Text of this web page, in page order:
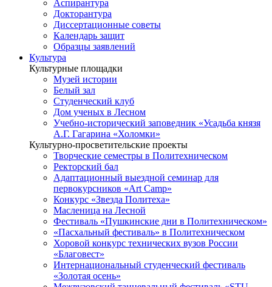
Аспирантура
Докторантура
Диссертационные советы
Календарь защит
Образцы заявлений
Культура
Культурные площадки
Музей истории
Белый зал
Студенческий клуб
Дом ученых в Лесном
Учебно-исторический заповедник «Усадьба князя
А.Г. Гагарина «Холомки»
Культурно-просветительские проекты
Творческие семестры в Политехническом
Ректорский бал
Адаптационный выездной семинар для
первокурсников «Art Camp»
Конкурс «Звезда Политеха»
Масленица на Лесной
Фестиваль «Пушкинские дни в Политехническом»
«Пасхальный фестиваль» в Политехническом
Хоровой конкурс технических вузов России
«Благовест»
Интернациональный студенческий фестиваль
«Золотая осень»